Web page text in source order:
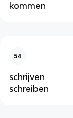
kommen
54
schrijven
schreiben